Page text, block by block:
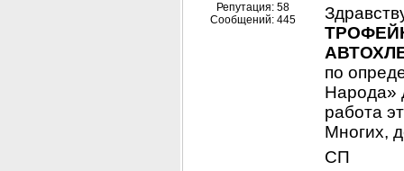
Репутация: 58
Сообщений: 445
по
Народа»
работа
Многих,
СП